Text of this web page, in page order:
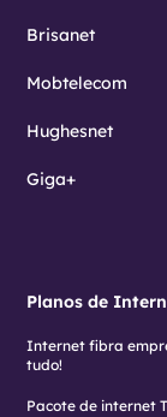
Brisanet
Mobtelecom
Hughesnet
Giga+
Planos de
Internet fibra
tudo!
Pacote de internet